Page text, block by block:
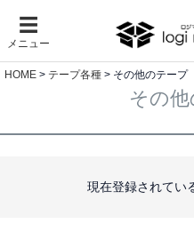
☰
メニュー
HOME テープ各種 その他のテープ
その
現在登録されてい